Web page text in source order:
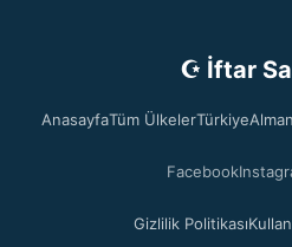
☪ İftar
AnasayfaTüm ÜlkelerTürkiye
Facebook
Gizlilik Politikası